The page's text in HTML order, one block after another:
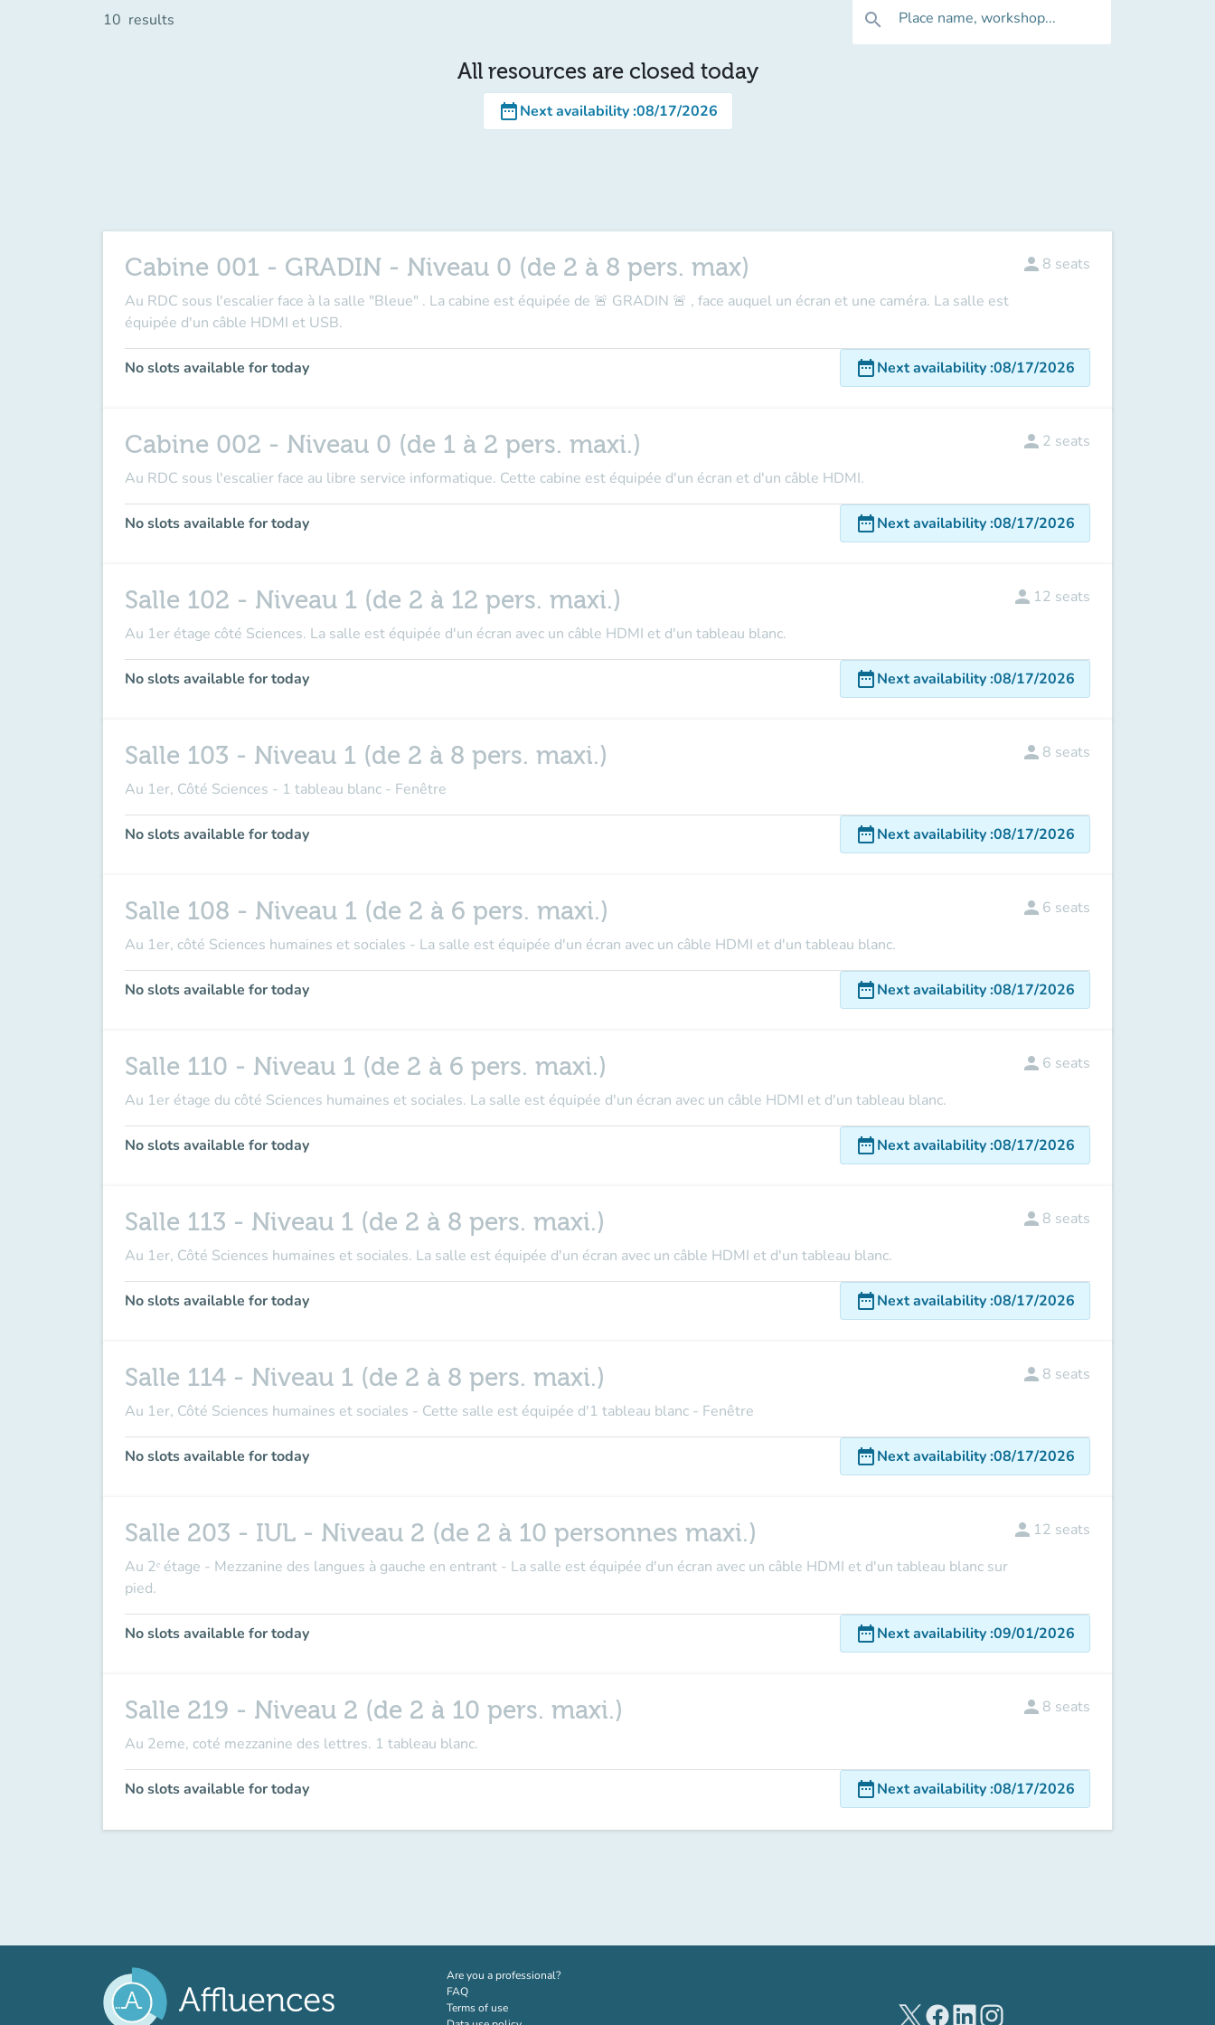
10 results search Place name, workshop...
All resources are closed today
date_rangeNext availability:08/17/2026
Cabine 001 - GRADIN - Niveau 0 (de 2 à 8 pers. max)
Au RDC sous l'escalier face à la salle "Bleue" . La cabine est équipée de 🚨 GRADIN 🚨 , face auquel un écran et une caméra. La salle est
équipée d'un câble HDMI et USB.
person 8 seats
No slots available for today date_rangeNext availability:08/17/2026
Cabine 002 - Niveau 0 (de 1 à 2 pers. maxi.)
Au RDC sous l'escalier face au libre service informatique. Cette cabine est équipée d'un écran et d'un câble HDMI.
person 2 seats
No slots available for today date_rangeNext availability:08/17/2026
Salle 102 - Niveau 1 (de 2 à 12 pers. maxi.)
Au 1er étage côté Sciences. La salle est équipée d'un écran avec un câble HDMI et d'un tableau blanc.
person 12 seats
No slots available for today date_rangeNext availability:08/17/2026
Salle 103 - Niveau 1 (de 2 à 8 pers. maxi.)
Au 1er, Côté Sciences - 1 tableau blanc - Fenêtre
person 8 seats
No slots available for today date_rangeNext availability:08/17/2026
Salle 108 - Niveau 1 (de 2 à 6 pers. maxi.)
Au 1er, côté Sciences humaines et sociales - La salle est équipée d'un écran avec un câble HDMI et d'un tableau blanc.
person 6 seats
No slots available for today date_rangeNext availability:08/17/2026
Salle 110 - Niveau 1 (de 2 à 6 pers. maxi.)
Au 1er étage du côté Sciences humaines et sociales. La salle est équipée d'un écran avec un câble HDMI et d'un tableau blanc.
person 6 seats
No slots available for today date_rangeNext availability:08/17/2026
Salle 113 - Niveau 1 (de 2 à 8 pers. maxi.)
Au 1er, Côté Sciences humaines et sociales. La salle est équipée d'un écran avec un câble HDMI et d'un tableau blanc.
person 8 seats
No slots available for today date_rangeNext availability:08/17/2026
Salle 114 - Niveau 1 (de 2 à 8 pers. maxi.)
Au 1er, Côté Sciences humaines et sociales - Cette salle est équipée d'1 tableau blanc - Fenêtre
person 8 seats
No slots available for today date_rangeNext availability:08/17/2026
Salle 203 - IUL - Niveau 2 (de 2 à 10 personnes maxi.)
Au 2ᵉ étage - Mezzanine des langues à gauche en entrant - La salle est équipée d'un écran avec un câble HDMI et d'un tableau blanc sur
pied.
person 12 seats
No slots available for today date_rangeNext availability:09/01/2026
Salle 219 - Niveau 2 (de 2 à 10 pers. maxi.)
Au 2eme, coté mezzanine des lettres. 1 tableau blanc.
person 8 seats
No slots available for today date_rangeNext availability:08/17/2026
Are you a professional?(new tab)
FAQ
Terms of use
(new tab)(new tab)(new tab)